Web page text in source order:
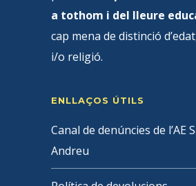
a tothom i del lleure
cap mena de distinció
i/o religió.
ENLLAÇOS ÚTILS
Canal de denúncies de l’AE
Andreu